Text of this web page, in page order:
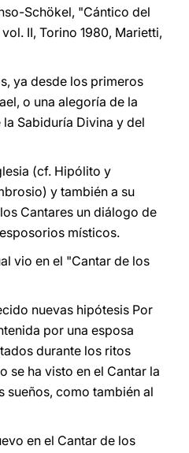
Schökel, "Cántico del
II, Torino 1980, Marietti,
ya desde los primeros
o una alegoría de la
Sabiduría Divina y del
(cf. Hipólito y
y también a su
Cantares un diálogo de
místicos.
vio en el "Cantar de los
nuevas hipótesis Por
por una esposa
durante los ritos
se ha visto en el Cantar la
sueños, como también al
en el Cantar de los